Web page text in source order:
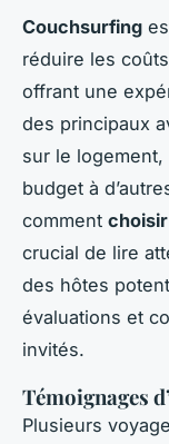
Couchsurfing
réduire les coûts
offrant une
des principaux
sur le
budget à
comment
crucial de lire
des hôtes
évaluations et
invités.
Témoignages
Plusieurs